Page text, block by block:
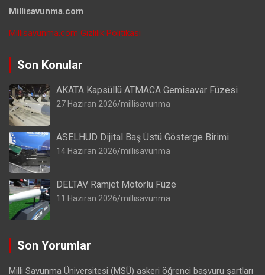
Millisavunma.com
Millisavunma.com Gizlilik Politikası
Son Konular
AKATA Kapsüllü ATMACA Gemisavar Füzesi
27 Haziran 2026 millisavunma
ASELHUD Dijital Baş Üstü Gösterge Birimi
14 Haziran 2026 millisavunma
DELTAV Ramjet Motorlu Füze
11 Haziran 2026 millisavunma
Son Yorumlar
Milli Savunma Üniversitesi (MSÜ) askeri öğrenci başvuru şartları